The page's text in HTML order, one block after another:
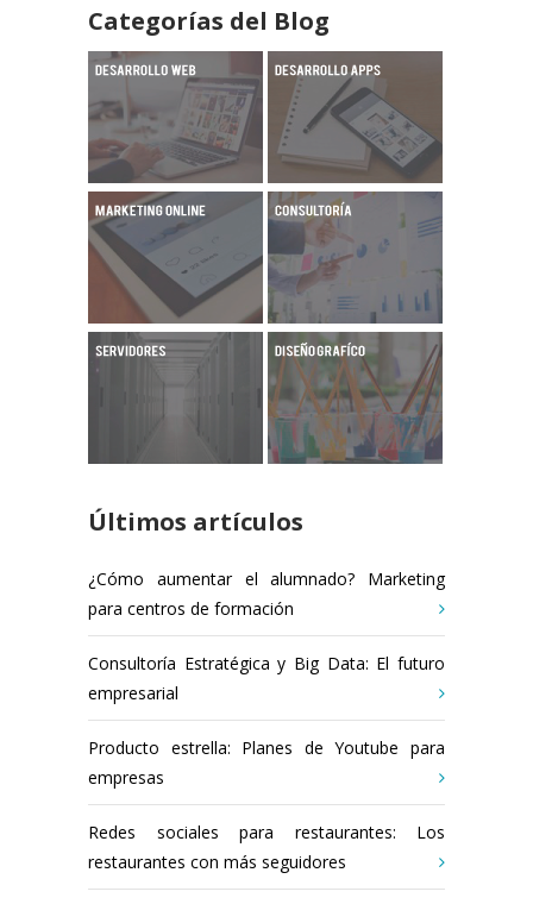
Categorías del Blog
Últimos artículos
¿Cómo aumentar el alumnado? Marketing
para centros de formación
Consultoría Estratégica y Big Data: El futuro
empresarial
Producto estrella: Planes de Youtube para
empresas
Redes sociales para restaurantes: Los
restaurantes con más seguidores